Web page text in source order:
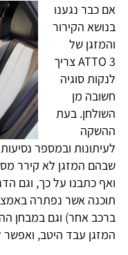
אם כבר נגענו
בנושא הקירור
והמזגן של
ATTO 3 צריך
לנקות סוגיה
חשובה מן
השולחן. בעת
ההשקה
לעיתונות ובמספר
שבהם המזגן לא קירר
ואף כתבנו על כך, וגם
תוכנה אשר נפתרה
ברכב אחר) וגם במבחן
המזגן עבד היטב,